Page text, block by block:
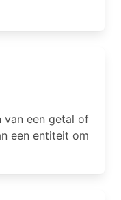
van een getal of
een entiteit om